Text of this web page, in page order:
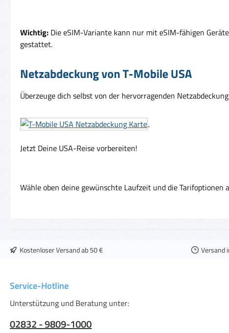
Wichtig: Die eSIM-Variante kann nur mit eSIM-fähigen
gestattet.
Netzabdeckung von T-Mobile USA
Überzeuge dich selbst von der hervorragenden
Jetzt Deine USA-Reise vorbereiten!
Wähle oben deine gewünschte Laufzeit und die Tarifoptionen
Kostenloser Versand ab 50 € Versand
Service-Hotline
Unterstützung und Beratung unter:
02832 - 9809-1000